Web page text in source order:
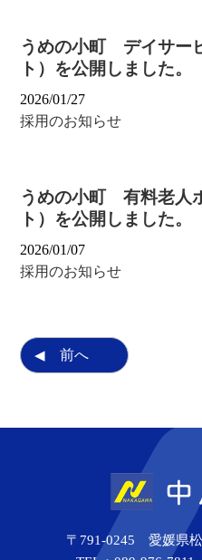
うめの小町 デイサー
ト）を公開しました。
2026/01/27
採用のお知らせ
うめの小町 有料老人
ト）を公開しました。
2026/01/07
採用のお知らせ
前へ
〒791-0245 愛媛県